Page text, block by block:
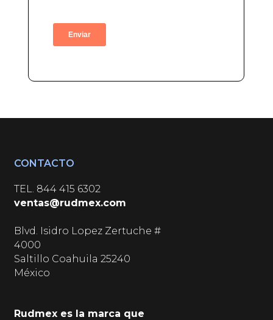
CONTACTO
TEL. 844 415 6302
ventas@rudmex.com
Blvd. Isidro Lopez Zertuche #
4000
Saltillo Coahuila 25240
México
Rudmex es la marca que